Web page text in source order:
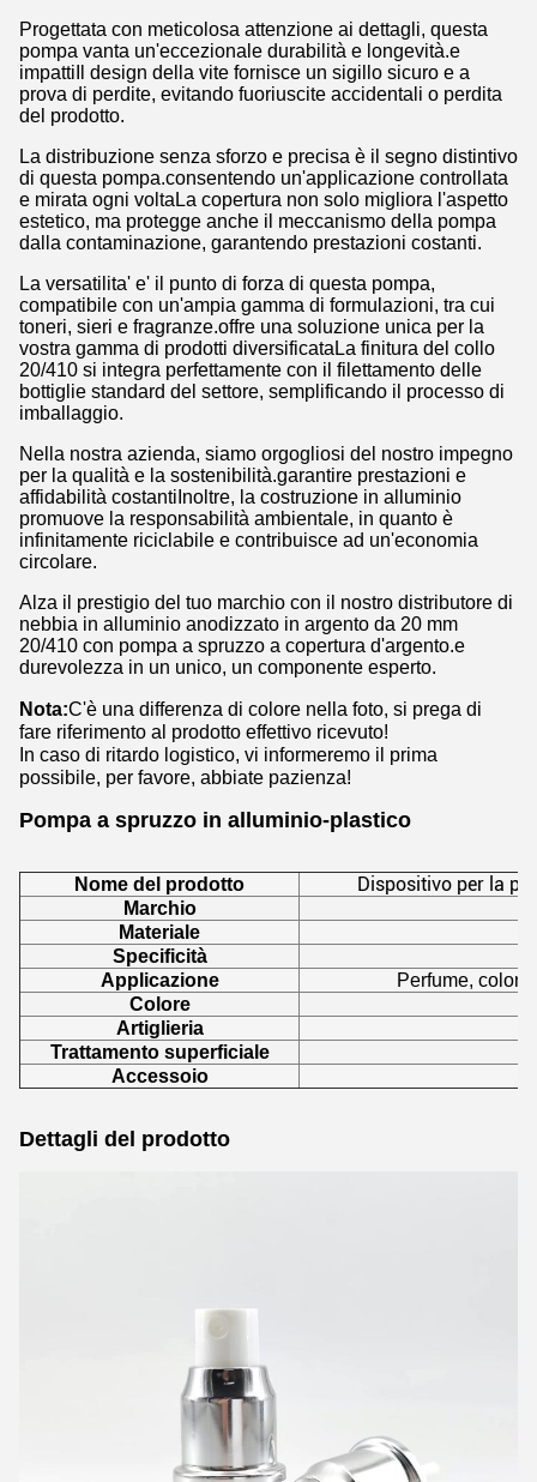
Progettata con meticolosa attenzione ai dettagli, questa
pompa vanta un'eccezionale durabilità e longevità.e
impattiIl design della vite fornisce un sigillo sicuro e a
prova di perdite, evitando fuoriuscite accidentali o perdita
del prodotto.
La distribuzione senza sforzo e precisa è il segno distintivo
di questa pompa.consentendo un'applicazione controllata
e mirata ogni voltaLa copertura non solo migliora l'aspetto
estetico, ma protegge anche il meccanismo della pompa
dalla contaminazione, garantendo prestazioni costanti.
La versatilita' e' il punto di forza di questa pompa,
compatibile con un'ampia gamma di formulazioni, tra cui
toneri, sieri e fragranze.offre una soluzione unica per la
vostra gamma di prodotti diversificataLa finitura del collo
20/410 si integra perfettamente con il filettamento delle
bottiglie standard del settore, semplificando il processo di
imballaggio.
Nella nostra azienda, siamo orgogliosi del nostro impegno
per la qualità e la sostenibilità.garantire prestazioni e
affidabilità costantiInoltre, la costruzione in alluminio
promuove la responsabilità ambientale, in quanto è
infinitamente riciclabile e contribuisce ad un'economia
circolare.
Alza il prestigio del tuo marchio con il nostro distributore di
nebbia in alluminio anodizzato in argento da 20 mm
20/410 con pompa a spruzzo a copertura d'argento.e
durevolezza in un unico, un componente esperto.
Nota:C'è una differenza di colore nella foto, si prega di
fare riferimento al prodotto effettivo ricevuto!
In caso di ritardo logistico, vi informeremo il prima
possibile, per favore, abbiate pazienza!
Pompa a spruzzo in alluminio-plastico
Nome del prodotto Dispositivo per la
Marchio
Materiale
Specificità
Applicazione
Perfume,
Colore
Artiglieria
Trattamento superficiale
Accessoio
Dettagli del prodotto